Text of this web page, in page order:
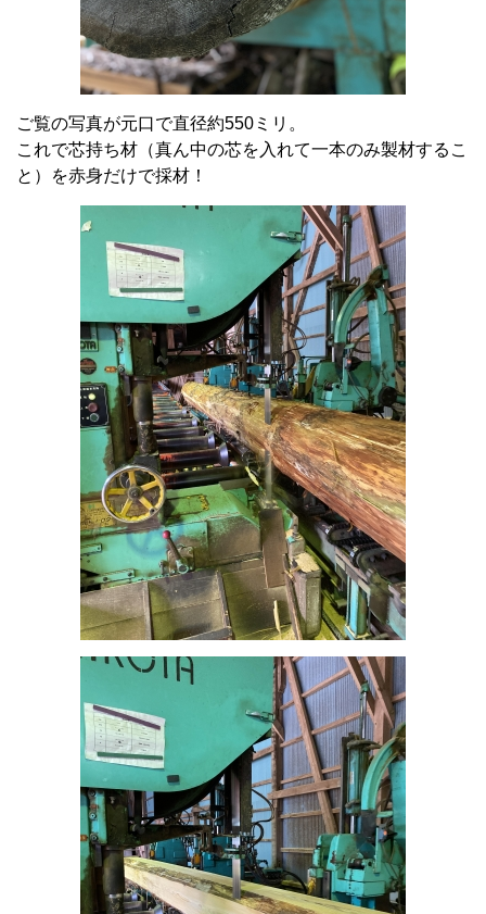
ご覧の写真が元口で直径約550ミリ。
これで芯持ち材（真ん中の芯を入れて一本のみ製材するこ
と）を赤身だけで採材！